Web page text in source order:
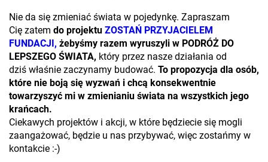
Nie da się zmieniać świata w pojedynkę. Zapraszam
Cię zatem do projektu ZOSTAŃ PRZYJACIELEM
FUNDACJI, żebyśmy razem wyruszyli w PODRÓŻ DO
LEPSZEGO ŚWIATA, który przez nasze działania od
dziś właśnie zaczynamy budować. To propozycja dla osób,
które nie boją się wyzwań i chcą konsekwentnie
towarzyszyć mi w zmienianiu świata na wszystkich jego
krańcach.
Ciekawych projektów i akcji, w które będziecie się mogli
zaangażować, będzie u nas przybywać, więc zostańmy w
kontakcie :-)